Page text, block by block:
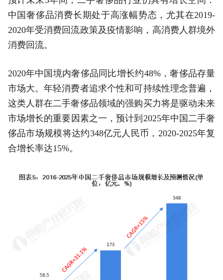
中国奢侈品消费长期处于高涨幅势态，尤其在2019-
2020年受消费回流政策及疫情影响，高消费人群境外
消费回流。
2020年中国境内奢侈品同比增长约48%，奢侈品存量
市场大。年轻消费者追求个性和可持续性理念普遍，
这类人群在二手奢侈品领域的强购买力将是驱动未来
市场增长的重要因素之一，预计到2025年中国二手奢
侈品市场规模将达约348亿元人民币，2020-2025年复
合增长率达15%。